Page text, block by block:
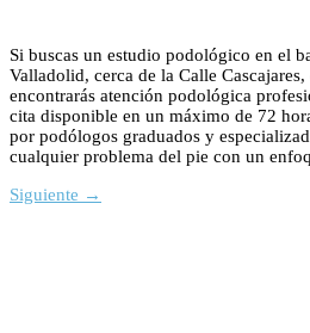
Si buscas un estudio podológico en el
Valladolid, cerca de la Calle
encontrarás atención podológica
cita disponible en un máximo de 72
por podólogos graduados y
cualquier problema del pie con un
Siguiente →